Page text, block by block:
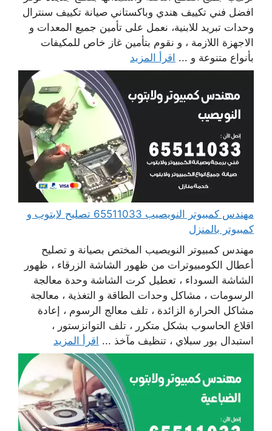
افضل فني تكييف هندي وباكستاني صيانة تكييف سنترال
وحدات تبريد للابنية، نعمل على تأمين جميع المعدات و
الاجهزة اللازمة ، و نقوم بتأمين غاز خاص للمكيفات
بأنواع متنوعة و ... اقرأ المزيد
مهندس كمبيوتر النويصيب 65511033 تصليح لابتوب و
كمبيوتر بالمنزل
مهندس كمبيوتر النويصيب المختص بصيانة و تصليح
أعطال الكومبيوترات من ظهور الشاشة الزرقاء ، ظهور
الشاشة السوداء ، تعطيل كرت الشاشة وحدة معالجة
الرسومات ، مشاكل وحدات الطاقة و التغذية ، معالجة
مشاكل الحرارة الزائدة ، تلف معالج الرسوم ، إعادة
اقلاع الحاسوب بشكل متكرر ، تلف التوانزستور ،
استبدال بور سبلاي ، تنظيف مآخذ ... اقرأ المزيد